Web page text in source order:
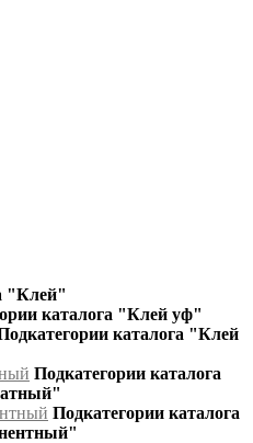
"Клей"
каталога "Клей уф"
каталога "Клей
Подкатегории каталога
Подкатегории каталога